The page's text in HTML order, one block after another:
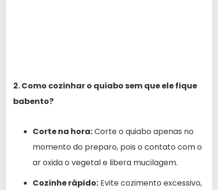
2. Como cozinhar o quiabo sem que ele fique
babento?
Corte na hora:Corte o quiabo apenas no
momento do preparo, pois o contato com o
ar oxida o vegetal e libera mucilagem.
Cozinhe rápido: Evite cozimento excessivo,